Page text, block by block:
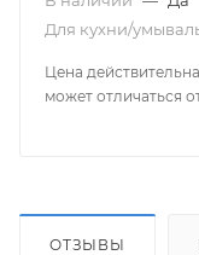
Для кухни/
Цена
может отличаться
ОТЗЫВЫ